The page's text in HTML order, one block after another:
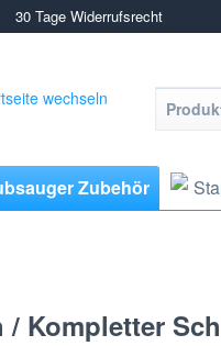
30 Tage Widerrufsrecht
Zubehör
Kompletter